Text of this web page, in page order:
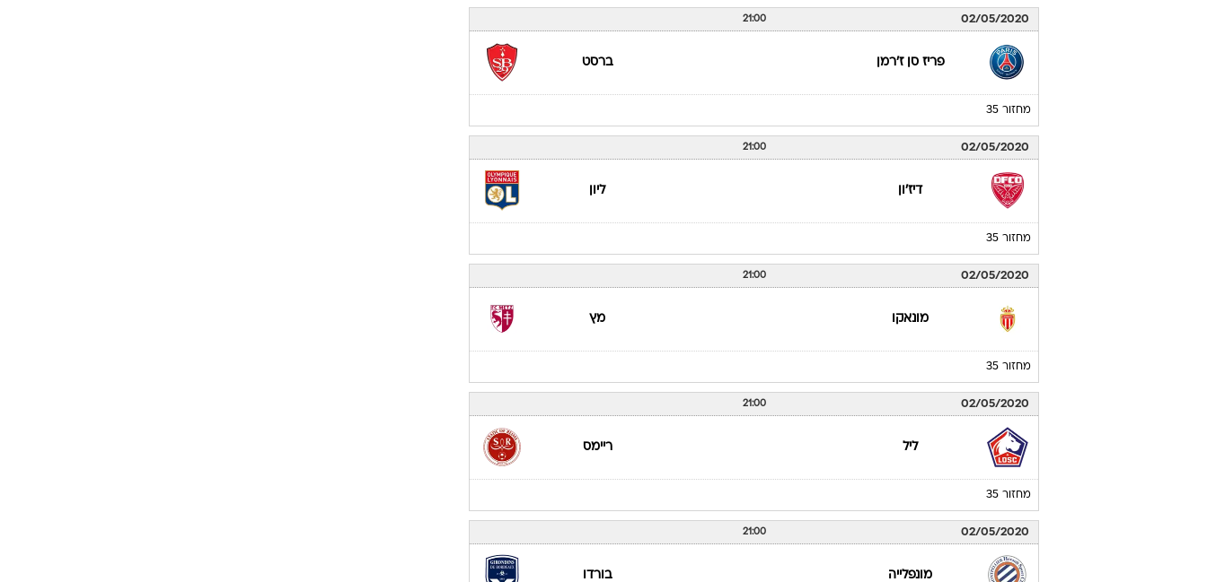
ענפים נוספים
כתבו לנו
02/05/2020
21:00
פריז סן ז'רמן ברסט
מחזור 35
02/05/2020
21:00
דיז'ון ליון
מחזור 35
02/05/2020
21:00
מונאקו מץ
מחזור 35
02/05/2020
21:00
ליל ריימס
מחזור 35
02/05/2020
21:00
מונפלייה בורדו